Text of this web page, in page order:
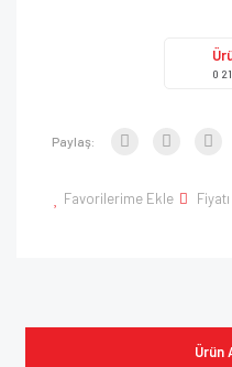
0
Paylaş:
Favorilerime Ekle
Ürün